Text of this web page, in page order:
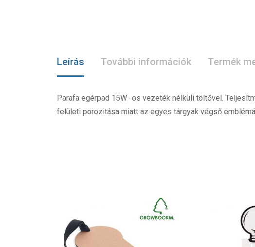
Leírás További információk Termék
Parafa egérpad 15W -os vezeték nélküli töltővel.
felületi porozitása miatt az egyes tárgyak végső